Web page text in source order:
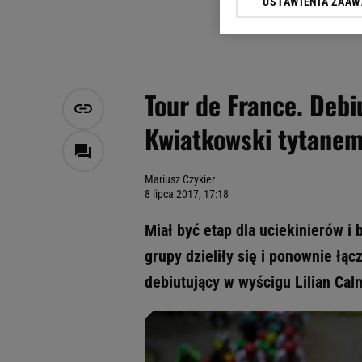
Tour de France.
Kwiatkowski
Mariusz Czykier
8 lipca 2017, 17:18
Miał być etap dla uciekinierów i
grupy dzieliły się i ponownie
debiutujący w wyścigu Lilian
Klikając „Akceptuję”
Zaufanych Partnerów i
My, nasi Zaufani
Użycie dokładnych
Przechowywanie